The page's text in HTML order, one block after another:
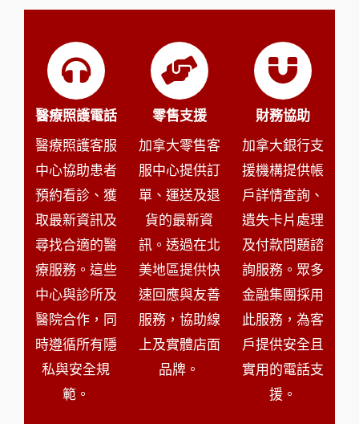
醫療照護電話
醫療照護客服
中心協助患者
預約看診、獲
取最新資訊及
尋找合適的醫
療服務。這些
中心與診所及
醫院合作，同
時遵循所有隱
私與安全規
範。
零售支援
加拿大零售客
服中心提供訂
單、運送及退
貨的最新資
訊。透過在北
美地區提供快
速回應與友善
服務，協助線
上及實體店面
品牌。
財務協助
加拿大銀行支
援機構提供帳
戶詳情查詢、
遺失卡片處理
及付款問題諮
詢服務。眾多
金融集團採用
此服務，為客
戶提供安全且
實用的電話支
援。